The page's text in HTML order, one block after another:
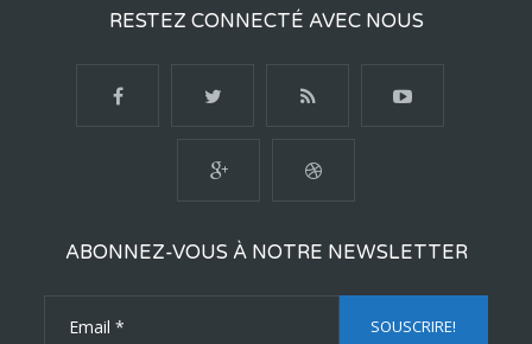
RESTEZ CONNECTÉ AVEC NOUS
ABONNEZ-VOUS À NOTRE NEWSLETTER